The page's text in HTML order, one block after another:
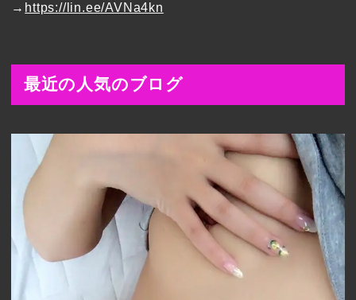
→ https://lin.ee/AVNa4kn
最近の人気のブログ